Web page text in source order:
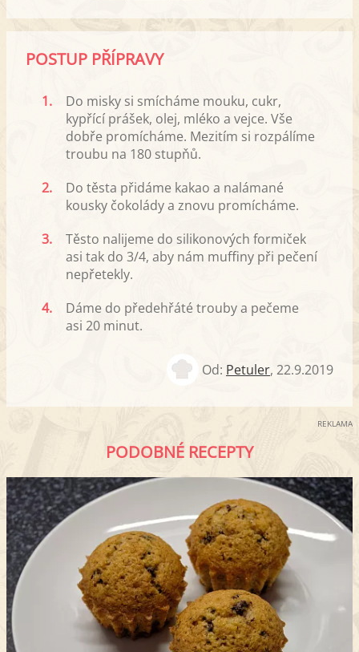
POSTUP PŘÍPRAVY
1.
Do misky si smícháme mouku, cukr,
kypřící prášek, olej, mléko a vejce. Vše
dobře promícháme. Mezitím si rozpálíme
troubu na 180 stupňů.
2.
Do těsta přidáme kakao a nalámané
kousky čokolády a znovu promícháme.
3.
Těsto nalijeme do silikonových formiček
asi tak do 3/4, aby nám muffiny při pečení
nepřetekly.
4.
Dáme do předehřáté trouby a pečeme
asi 20 minut.
Od: Petuler, 22.9.2019
REKLAMA
PODOBNÉ RECEPTY